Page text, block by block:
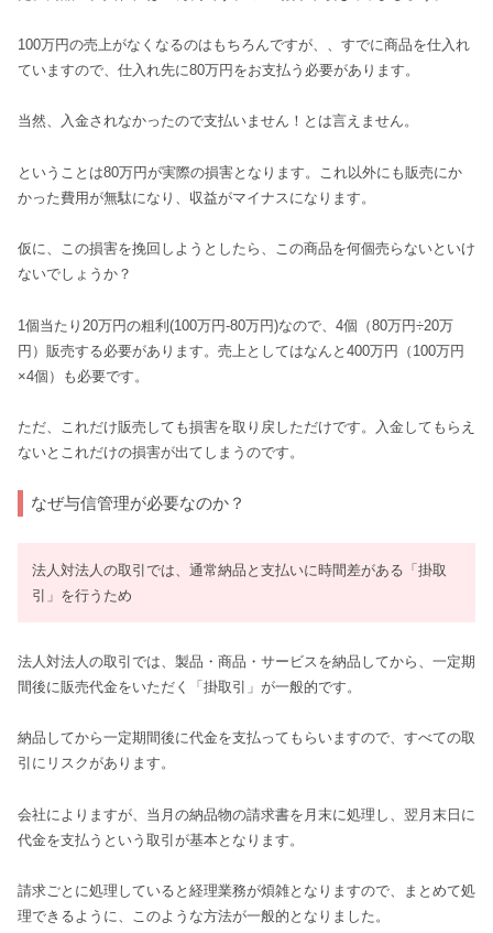
100万円の売上がなくなるのはもちろんですが、、すでに商品を仕入れ
ていますので、仕入れ先に80万円をお支払う必要があります。
当然、入金されなかったので支払いません！とは言えません。
ということは80万円が実際の損害となります。これ以外にも販売にか
かった費用が無駄になり、収益がマイナスになります。
仮に、この損害を挽回しようとしたら、この商品を何個売らないといけ
ないでしょうか？
1個当たり20万円の粗利(100万円-80万円)なので、4個（80万円÷20万
円）販売する必要があります。売上としてはなんと400万円（100万円
×4個）も必要です。
ただ、これだけ販売しても損害を取り戻しただけです。入金してもらえ
ないとこれだけの損害が出てしまうのです。
なぜ与信管理が必要なのか？
法人対法人の取引では、通常納品と支払いに時間差がある「掛取
引」を行うため
法人対法人の取引では、製品・商品・サービスを納品してから、一定期
間後に販売代金をいただく「掛取引」が一般的です。
納品してから一定期間後に代金を支払ってもらいますので、すべての取
引にリスクがあります。
会社によりますが、当月の納品物の請求書を月末に処理し、翌月末日に
代金を支払うという取引が基本となります。
請求ごとに処理していると経理業務が煩雑となりますので、まとめて処
理できるように、このような方法が一般的となりました。